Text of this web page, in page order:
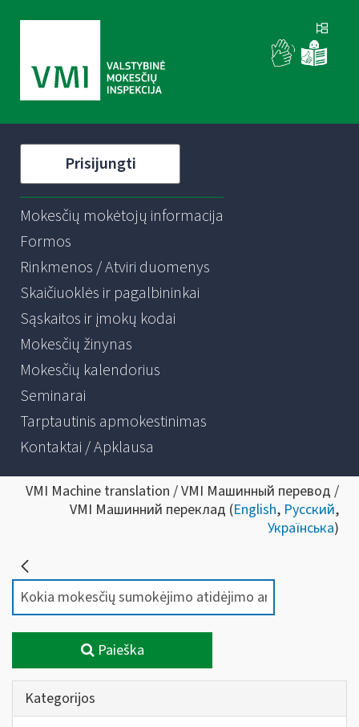
Prisijungti
Mokesčių mokėtojų informacija
Formos
Rinkmenos / Atviri duomenys
Skaičiuoklės ir pagalbininkai
Sąskaitos ir įmokų kodai
Mokesčių žinynas
Mokesčių kalendorius
Seminarai
Tarptautinis apmokestinimas
Kontaktai / Apklausa
VMI Machine translation / VMI Машинный перевод /
VMI Машинний переклад (English, Русский,
Українська)
Paieška
Kategorijos